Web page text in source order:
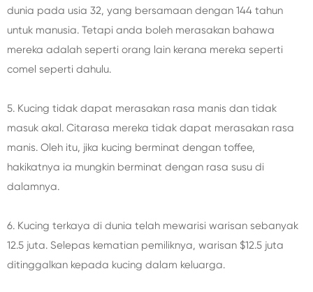
dunia pada usia 32, yang bersamaan dengan 144 tahun
untuk manusia. Tetapi anda boleh merasakan bahawa
mereka adalah seperti orang lain kerana mereka seperti
comel seperti dahulu.
5. Kucing tidak dapat merasakan rasa manis dan tidak
masuk akal. Citarasa mereka tidak dapat merasakan rasa
manis. Oleh itu, jika kucing berminat dengan toffee,
hakikatnya ia mungkin berminat dengan rasa susu di
dalamnya.
6. Kucing terkaya di dunia telah mewarisi warisan sebanyak
12.5 juta. Selepas kematian pemiliknya, warisan $12.5 juta
ditinggalkan kepada kucing dalam keluarga.